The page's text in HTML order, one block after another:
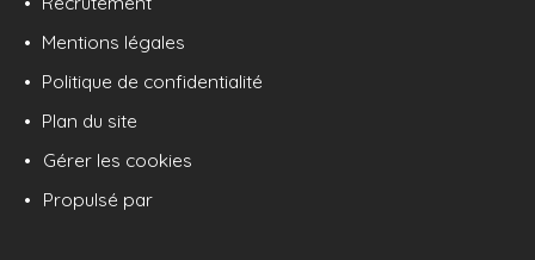
Mentions légales
Politique de confidentialité
Plan du site
Gérer les cookies
Propulsé par